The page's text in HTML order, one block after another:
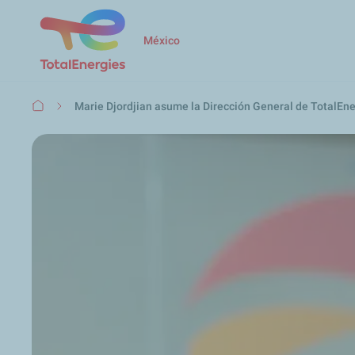
México
Ruta
navegación
Marie Djordjian asume la Dirección General de